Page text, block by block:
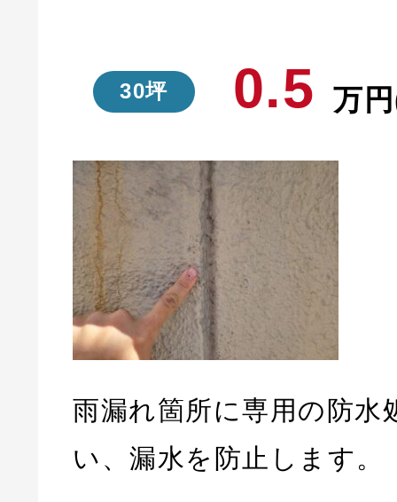
30坪 0.5 万
雨漏れ箇所に専用の防水
い、漏水を防止します。